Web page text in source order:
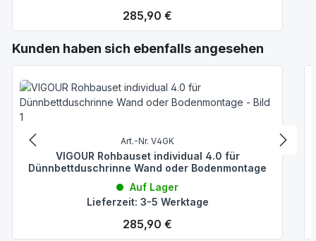
Regulärer Preis:
285,90 €
Produktgalerie überspringen
Kunden haben sich ebenfalls angesehen
Art.-Nr. V4GK
VIGOUR Rohbauset individual 4.0 für
Dünnbettduschrinne Wand oder Bodenmontage
Auf Lager
Lieferzeit: 3-5 Werktage
Regulärer Preis:
285,90 €